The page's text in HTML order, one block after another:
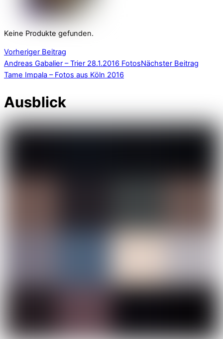
Keine Produkte gefunden.
Vorheriger Beitrag
Andreas Gabalier – Trier 28.1.2016 FotosNächster Beitrag
Tame Impala – Fotos aus Köln 2016
Ausblick